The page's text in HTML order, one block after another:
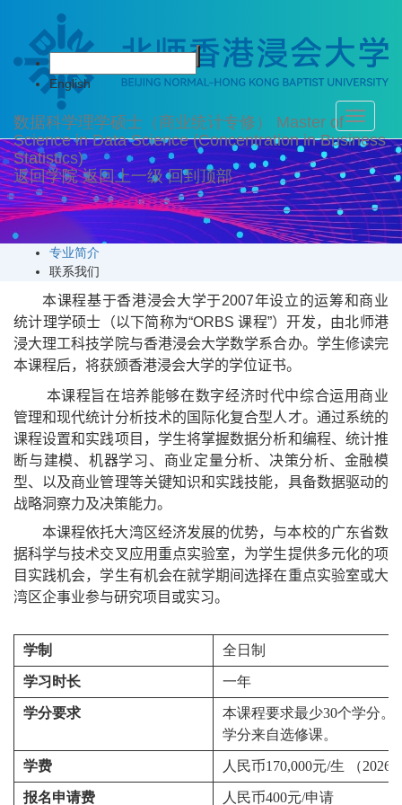
数据科学理学硕士（商业统计专修）
Master of
Science in Data Science (Concentration in Business
Statistics)
返回学院 返回上一级 回到顶部
English
Toggle
专业简介
联系我们
本课程基于香港浸会大学于2007年设立的运筹和商业
统计理学硕士（以下简称为“ORBS课程”）开发，由北师港
浸大理工科技学院与香港浸会大学数学系合办。学生修读完
本课程后，将获颁香港浸会大学的学位证书。
本课程旨在培养能够在数字经济时代中综合运用商业
管理和现代统计分析技术的国际化复合型人才。通过系统的
课程设置和实践项目，学生将掌握数据分析和编程、统计推
断与建模、机器学习、商业定量分析、决策分析、金融模
型、以及商业管理等关键知识和实践技能，具备数据驱动的
战略洞察力及决策能力。
本课程依托大湾区经济发展的优势，与本校的广东省数
据科学与技术交叉应用重点实验室，为学生提供多元化的项
目实践机会，学生有机会在就学期间选择在重点实验室或大
湾区企事业参与研究项目或实习。
学制 全日制
学习时长 一年
学分要求
本课程要求最少30个学分。
学分来自选修课。
学费 人民币170,000元/生 （
报名申请费 人民币400元/申请